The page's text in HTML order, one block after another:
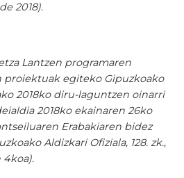
2018).
Lantzen programaren
proiektuak egiteko Gipuzkoako
2018ko diru-laguntzen oinarri
2018ko ekainaren 26ko
Erabakiaren bidez
Aldizkari Ofiziala, 128. zk.,
4koa).